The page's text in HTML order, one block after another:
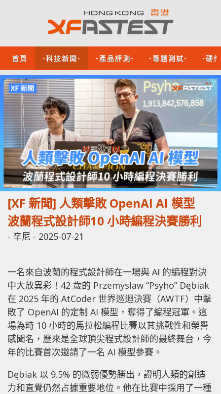
首頁 -科技新聞- -產品評測- -專題測試- -硬
[XF 新聞] 人類擊敗 OpenAI AI 模型
波蘭程式設計師10 小時編程決賽勝利
- 辛尼 - 2025-07-21
一名來自波蘭的程式設計師在一場與 AI 的編程對決
中大放異彩！42 歲的 Przemysław “Psyho” Dębiak
在 2025 年的 AtCoder 世界巡迴決賽（AWTF）中擊
敗了 OpenAI 的定制 AI 模型，奪得了編程冠軍。這
場為時 10 小時的馬拉松編程比賽以其挑戰性和榮譽
感聞名，歷來是全球頂尖程式設計師的最終舞台，今
年的比賽首次邀請了一名 AI 模型參賽。
Dębiak 以 9.5% 的微弱優勢勝出，證明人類的創造
力和直覺仍然占據重要地位。他在比賽中採用了一種